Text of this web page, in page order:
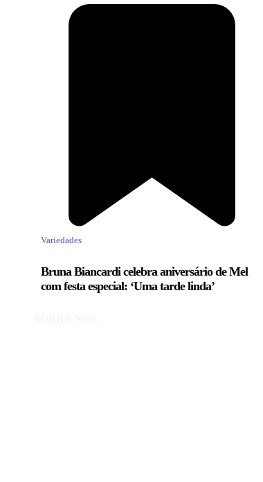
Variedades
Bruna Biancardi celebra aniversário de Mel
com festa especial: ‘Uma tarde linda’